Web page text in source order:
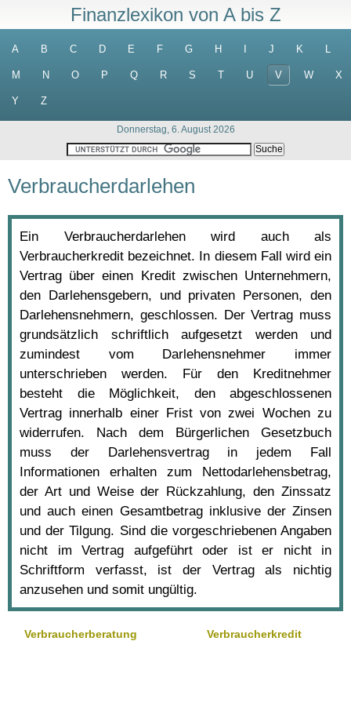
Finanzlexikon von A bis Z
A B C D E F G H J K L
M N O P Q R S T U V W X
Y Z
Donnerstag, 6. August 2026
Verbraucherdarlehen
Ein Verbraucherdarlehen wird auch als
Verbraucherkredit bezeichnet. In diesem Fall wird ein
Vertrag über einen Kredit zwischen Unternehmern,
den Darlehensgebern, und privaten Personen, den
Darlehensnehmern, geschlossen. Der Vertrag muss
grundsätzlich schriftlich aufgesetzt werden und
zumindest vom Darlehensnehmer immer
unterschrieben werden. Für den Kreditnehmer
besteht die Möglichkeit, den abgeschlossenen
Vertrag innerhalb einer Frist von zwei Wochen zu
widerrufen. Nach dem Bürgerlichen Gesetzbuch
muss der Darlehensvertrag in jedem Fall
Informationen erhalten zum Nettodarlehensbetrag,
der Art und Weise der Rückzahlung, den Zinssatz
und auch einen Gesamtbetrag inklusive der Zinsen
und der Tilgung. Sind die vorgeschriebenen Angaben
nicht im Vertrag aufgeführt oder ist er nicht in
Schriftform verfasst, ist der Vertrag als nichtig
anzusehen und somit ungültig.
Verbraucherberatung Verbraucherkredit